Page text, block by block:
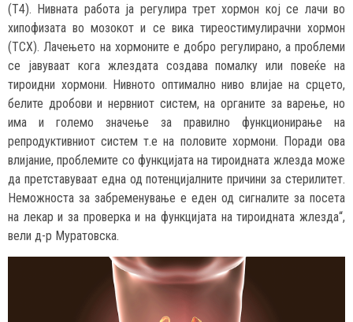
(Т4). Нивната работа ја регулира трет хормон кој се лачи во
хипофизата во мозокот и се вика тиреостимулирачни хормон
(ТСХ). Лачењето на хормоните е добро регулирано, а проблеми
се јавуваат кога жлездата создава помалку или повеќе на
тироидни хормони. Нивното оптимално ниво влијае на срцето,
белите дробови и нервниот систем, на органите за варење, но
има и големо значење за правилно функционирање на
репродуктивниот систем т.е на половите хормони. Поради ова
влијание, проблемите со функцијата на тироидната жлезда може
да претставуваат една од потенцијалните причини за стерилитет.
Неможноста за забременување е еден од сигналите за посета
на лекар и за проверка и на функцијата на тироидната жлезда“,
вели д-р Муратовска.